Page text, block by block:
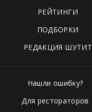
РЕЙТИНГИ
ПОДБОРКИ
РЕДАКЦИЯ ШУТИТ
Нашли ошибку?
Для рестораторов